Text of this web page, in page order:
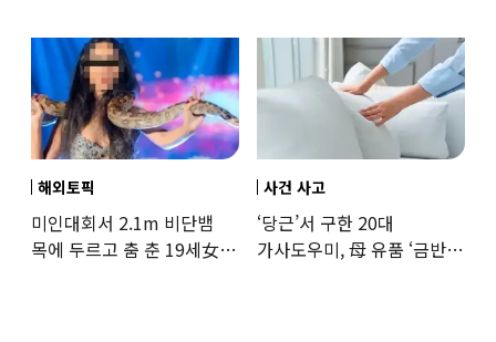
해외토픽
미인대회서 2.1m 비단뱀
목에 두르고 춤 춘 19세女
사건 사고
‘당근’서 구한 20대
가사도우미, 母 유품 ‘금반지